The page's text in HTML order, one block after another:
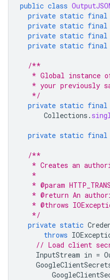
public class
private static final
private static final
private static final
private static final
/**
* Global instance
* your previously
   */
private static final
Collections .
private static final
/**
* Creates an
   *
* @param
* @return An
* @throws
   */
private static
throws
// Load client
InputStream in =